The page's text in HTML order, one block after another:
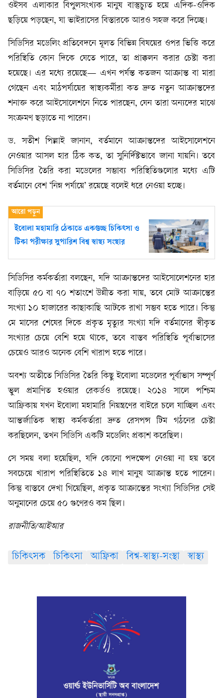
ওইসব এলাকার বিপুলসংখ্যক মানুষ বাস্তুচ্যুত হয়ে এদিক-ওদিক
ছড়িয়ে পড়ছেন, যা ভাইরাসের বিস্তারকে আরও সহজ করে দিচ্ছে।
সিডিসির মডেলিং প্রতিবেদনে মূলত বিভিন্ন বিষয়ের ওপর ভিত্তি করে
পরিস্থিতি কোন দিকে যেতে পারে, তা প্রাক্কলন করার চেষ্টা করা
হয়েছে। এর মধ্যে রয়েছে— এখন পর্যন্ত কতজন আক্রান্ত বা মারা
গেছেন এবং মাঠপর্যায়ের স্বাস্থ্যকর্মীরা কত দ্রুত নতুন আক্রান্তদের
শনাক্ত করে আইসোলেশনে নিতে পারছেন, যেন তারা অন্যদের মাঝে
সংক্রমণ ছড়াতে না পারেন।
ড. সতীশ পিল্লাই জানান, বর্তমানে আক্রান্তদের আইসোলেশনে
নেওয়ার আসল হার ঠিক কত, তা সুনির্দিষ্টভাবে জানা যায়নি। তবে
সিডিসির তৈরি করা মডেলের সম্ভাব্য পরিস্থিতিগুলোর মধ্যে এটি
বর্তমানে বেশ ‘নিম্ন পর্যায়ে’ রয়েছে বলেই ধরে নেওয়া হচ্ছে।
ইবোলা মহামারি ঠেকাতে একগুচ্ছ চিকিৎসা ও
টিকা পরীক্ষার সুপারিশ বিশ্ব স্বাস্থ্য সংস্থার
সিডিসির কর্মকর্তারা বলছেন, যদি আক্রান্তদের আইসোলেশনের হার
বাড়িয়ে ৫০ বা ৭০ শতাংশে উন্নীত করা যায়, তবে মোট আক্রান্তের
সংখ্যা ১০ হাজারের কাছাকাছি আটকে রাখা সম্ভব হতে পারে। কিন্তু
মে মাসের শেষের দিকে প্রকৃত মৃত্যুর সংখ্যা যদি বর্তমানের স্বীকৃত
সংখ্যার চেয়ে বেশি হয়ে থাকে, তবে বাস্তব পরিস্থিতি পূর্বাভাসের
চেয়েও আরও অনেক বেশি খারাপ হতে পারে।
অবশ্য অতীতে সিডিসির তৈরি কিছু ইবোলা মডেলের পূর্বাভাস সম্পূর্ণ
ভুল প্রমাণিত হওয়ার রেকর্ডও রয়েছে। ২০১৪ সালে পশ্চিম
আফ্রিকায় যখন ইবোলা মহামারি নিয়ন্ত্রণের বাইরে চলে যাচ্ছিল এবং
আন্তর্জাতিক স্বাস্থ্য কর্মকর্তারা দ্রুত রেসপন্স টিম গঠনের চেষ্টা
করছিলেন, তখন সিডিসি একটি মডেলিং প্রকাশ করেছিল।
সে সময় বলা হয়েছিল, যদি কোনো পদক্ষেপ নেওয়া না হয় তবে
সবচেয়ে খারাপ পরিস্থিতিতে ১৪ লাখ মানুষ আক্রান্ত হতে পারেন।
কিন্তু বাস্তবে দেখা গিয়েছিল, প্রকৃত আক্রান্তের সংখ্যা সিডিসির সেই
অনুমানের চেয়ে ৫০ গুণেরও কম ছিল।
রাজনীতি/আইআর
চিকিৎসক চিকিৎসা আফ্রিকা বিশ্ব-স্বাস্থ্য-সংস্থা স্বাস্থ্য